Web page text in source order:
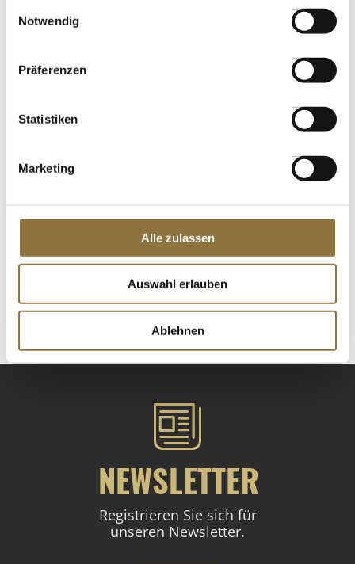
Notwendig
Präferenzen
Statistiken
Marketing
Alle zulassen
Auswahl erlauben
Ablehnen
Suehiro - Reiswein-Weizenessig für
€ 87,73
St.
NEWSLETTER
Registrieren Sie sich für
unseren Newsletter.